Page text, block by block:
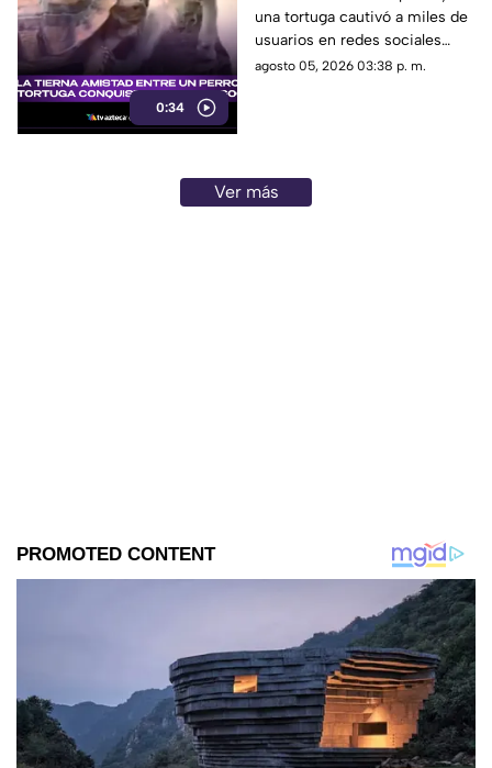
0:34
redes sociales por su
ternura
una tortuga cautivó a miles de
usuarios en redes sociales
gracias a un tierno video viral.
agosto 05, 2026 03:38 p. m.
Ver más